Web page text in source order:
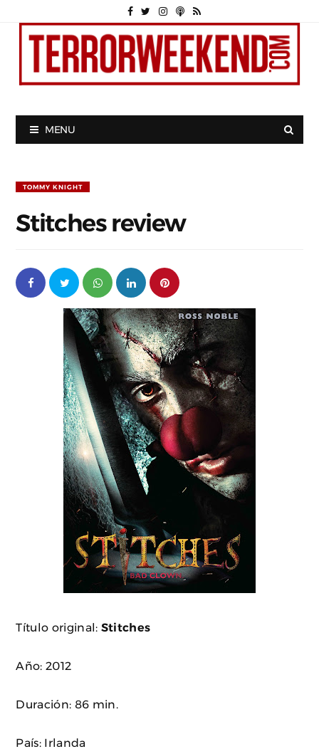
MENU
TOMMY KNIGHT
Stitches review
Título original: Stitches
Año: 2012
Duración: 86 min.
País: Irlanda